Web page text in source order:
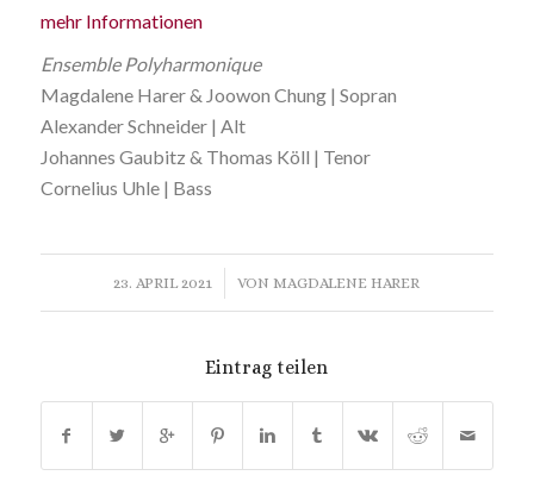
mehr Informationen
Ensemble Polyharmonique
Magdalene Harer & Joowon Chung | Sopran
Alexander Schneider | Alt
Johannes Gaubitz & Thomas Köll | Tenor
Cornelius Uhle | Bass
23. APRIL 2021
/ VON MAGDALENE HARER
Eintrag teilen